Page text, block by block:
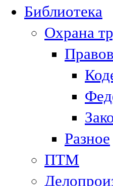
Библиотека
Охрана
Разное
ПТМ